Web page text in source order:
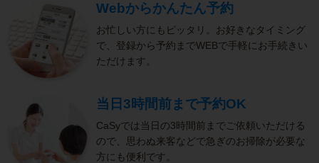
Webからかんたん予約
お忙しい方にもピッタリ。お好きなタイミング
で、登録から予約までWEBで手軽にお手続きい
ただけます。
当日3時間前まで予約OK
CaSyでは当日の3時間前までご依頼いただける
ので、思わぬ来客などで急ぎのお掃除が必要な
方にも便利です。